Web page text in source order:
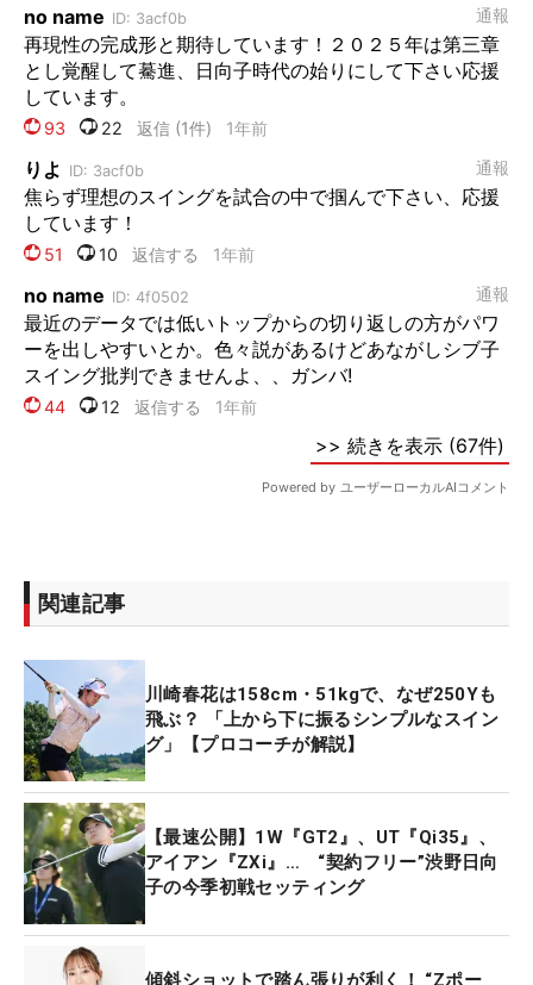
関連記事
川崎春花は158cm・51kgで、なぜ250Yも
飛ぶ？ 「上から下に振るシンプルなスイン
グ」【プロコーチが解説】
【最速公開】1W『GT2』、UT『Qi35』、
アイアン『ZXi』… “契約フリー”渋野日向
子の今季初戦セッティング